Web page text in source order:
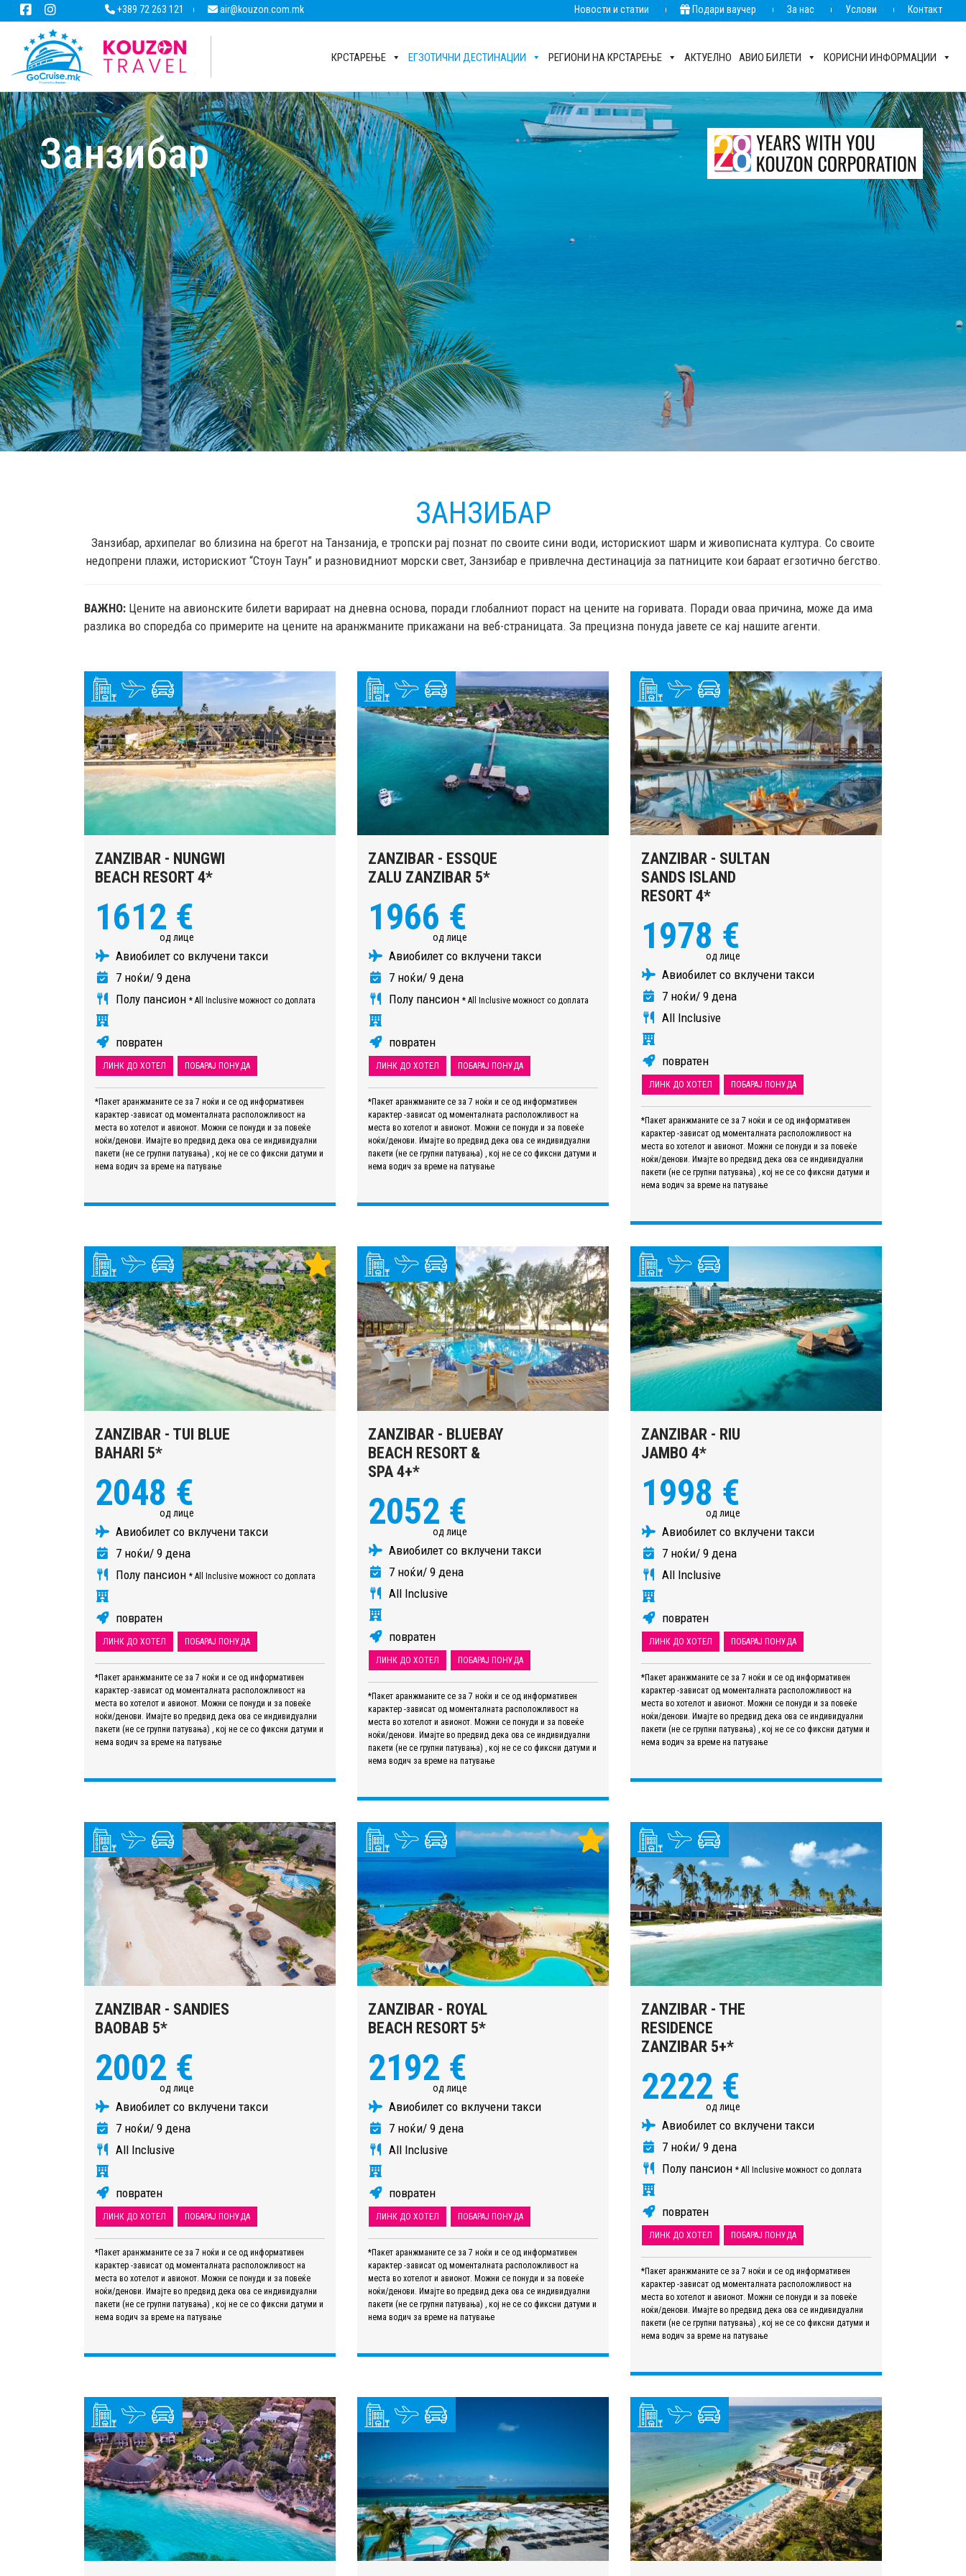
+389 72 263 121 air@kouzon.com.mk Новости и статии Подари ваучер За нас Услови Контакт
КРСТАРЕЊЕ ЕГЗОТИЧНИ ДЕСТИНАЦИИ РЕГИОНИ НА КРСТАРЕЊЕ АКТУЕЛНО АВИО БИЛЕТИ КОРИСНИ ИНФОРМАЦИИ
Занзибар
ЗАНЗИБАР
Занзибар, архипелаг во близина на брегот на Танзанија, е тропски рај познат по своите сини води, историскиот шарм и живописната култура. Со своите
недопрени плажи, историскиот “Стоун Таун” и разновидниот морски свет, Занзибар е привлечна дестинација за патниците кои бараат егзотично бегство.
ВАЖНО: Цените на авионските билети варираат на дневна основа, поради глобалниот пораст на цените на горивата. Поради оваа причина, може да има
разлика во споредба со примерите на цените на аранжманите прикажани на веб-страницата. За прецизна понуда јавете се кај нашите агенти.
ZANZIBAR - NUNGWI
BEACH RESORT 4*
1612 €
од лице
Авиобилет со вклучени такси
7 ноќи/ 9 дена
Полу пансион * All Inclusive можност со доплата
повратен
ЛИНК ДО ХОТЕЛ ПОБАРАЈ ПОНУДА
*Пакет аранжманите се за 7 ноќи и се од информативен
карактер -зависат од моменталната расположливост на
места во хотелот и авионот. Можни се понуди и за повеќе
ноќи/денови. Имајте во предвид дека ова се индивидуални
пакети (не се групни патувања) , кој не се со фиксни датуми и
нема водич за време на патување
ZANZIBAR - ESSQUE
ZALU ZANZIBAR 5*
1966 €
од лице
Авиобилет со вклучени такси
7 ноќи/ 9 дена
Полу пансион * All Inclusive можност со доплата
повратен
ЛИНК ДО ХОТЕЛ ПОБАРАЈ ПОНУДА
*Пакет аранжманите се за 7 ноќи и се од информативен
карактер -зависат од моменталната расположливост на
места во хотелот и авионот. Можни се понуди и за повеќе
ноќи/денови. Имајте во предвид дека ова се индивидуални
пакети (не се групни патувања) , кој не се со фиксни датуми и
нема водич за време на патување
ZANZIBAR - SULTAN
SANDS ISLAND
RESORT 4*
1978 €
од лице
Авиобилет со вклучени такси
7 ноќи/ 9 дена
All Inclusive
повратен
ЛИНК ДО ХОТЕЛ ПОБАРАЈ ПОНУДА
*Пакет аранжманите се за 7 ноќи и се од информативен
карактер -зависат од моменталната расположливост на
места во хотелот и авионот. Можни се понуди и за повеќе
ноќи/денови. Имајте во предвид дека ова се индивидуални
пакети (не се групни патувања) , кој не се со фиксни датуми и
нема водич за време на патување
ZANZIBAR - TUI BLUE
BAHARI 5*
2048 €
од лице
Авиобилет со вклучени такси
7 ноќи/ 9 дена
Полу пансион * All Inclusive можност со доплата
повратен
ЛИНК ДО ХОТЕЛ ПОБАРАЈ ПОНУДА
*Пакет аранжманите се за 7 ноќи и се од информативен
карактер -зависат од моменталната расположливост на
места во хотелот и авионот. Можни се понуди и за повеќе
ноќи/денови. Имајте во предвид дека ова се индивидуални
пакети (не се групни патувања) , кој не се со фиксни датуми и
нема водич за време на патување
ZANZIBAR - BLUEBAY
BEACH RESORT &
SPA 4+*
2052 €
од лице
Авиобилет со вклучени такси
7 ноќи/ 9 дена
All Inclusive
повратен
ЛИНК ДО ХОТЕЛ ПОБАРАЈ ПОНУДА
*Пакет аранжманите се за 7 ноќи и се од информативен
карактер -зависат од моменталната расположливост на
места во хотелот и авионот. Можни се понуди и за повеќе
ноќи/денови. Имајте во предвид дека ова се индивидуални
пакети (не се групни патувања) , кој не се со фиксни датуми и
нема водич за време на патување
ZANZIBAR - RIU
JAMBO 4*
1998 €
од лице
Авиобилет со вклучени такси
7 ноќи/ 9 дена
All Inclusive
повратен
ЛИНК ДО ХОТЕЛ ПОБАРАЈ ПОНУДА
*Пакет аранжманите се за 7 ноќи и се од информативен
карактер -зависат од моменталната расположливост на
места во хотелот и авионот. Можни се понуди и за повеќе
ноќи/денови. Имајте во предвид дека ова се индивидуални
пакети (не се групни патувања) , кој не се со фиксни датуми и
нема водич за време на патување
ZANZIBAR - SANDIES
BAOBAB 5*
2002 €
од лице
Авиобилет со вклучени такси
7 ноќи/ 9 дена
All Inclusive
повратен
ЛИНК ДО ХОТЕЛ ПОБАРАЈ ПОНУДА
*Пакет аранжманите се за 7 ноќи и се од информативен
карактер -зависат од моменталната расположливост на
места во хотелот и авионот. Можни се понуди и за повеќе
ноќи/денови. Имајте во предвид дека ова се индивидуални
пакети (не се групни патувања) , кој не се со фиксни датуми и
нема водич за време на патување
ZANZIBAR - ROYAL
BEACH RESORT 5*
2192 €
од лице
Авиобилет со вклучени такси
7 ноќи/ 9 дена
All Inclusive
повратен
ЛИНК ДО ХОТЕЛ ПОБАРАЈ ПОНУДА
*Пакет аранжманите се за 7 ноќи и се од информативен
карактер -зависат од моменталната расположливост на
места во хотелот и авионот. Можни се понуди и за повеќе
ноќи/денови. Имајте во предвид дека ова се индивидуални
пакети (не се групни патувања) , кој не се со фиксни датуми и
нема водич за време на патување
ZANZIBAR - THE
RESIDENCE
ZANZIBAR 5+*
2222 €
од лице
Авиобилет со вклучени такси
7 ноќи/ 9 дена
Полу пансион * All Inclusive можност со доплата
повратен
ЛИНК ДО ХОТЕЛ ПОБАРАЈ ПОНУДА
*Пакет аранжманите се за 7 ноќи и се од информативен
карактер -зависат од моменталната расположливост на
места во хотелот и авионот. Можни се понуди и за повеќе
ноќи/денови. Имајте во предвид дека ова се индивидуални
пакети (не се групни патувања) , кој не се со фиксни датуми и
нема водич за време на патување